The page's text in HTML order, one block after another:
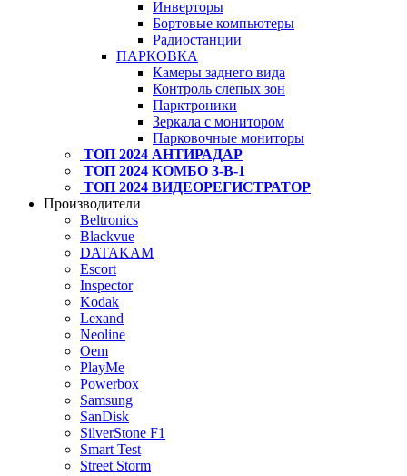
Инверторы
Бортовые компьютеры
Радиостанции
ПАРКОВКА
Камеры заднего вида
Контроль слепых зон
Парктроники
Зеркала с монитором
Парковочные мониторы
ТОП 2024 АНТИРАДАР
ТОП 2024 КОМБО 3-В-1
ТОП 2024 ВИДЕОРЕГИСТРАТОР
Производители
Beltronics
Blackvue
DATAKAM
Escort
Inspector
Kodak
Lexand
Neoline
Oem
PlayMe
Powerbox
Samsung
SanDisk
SilverStone F1
Smart Test
Street Storm